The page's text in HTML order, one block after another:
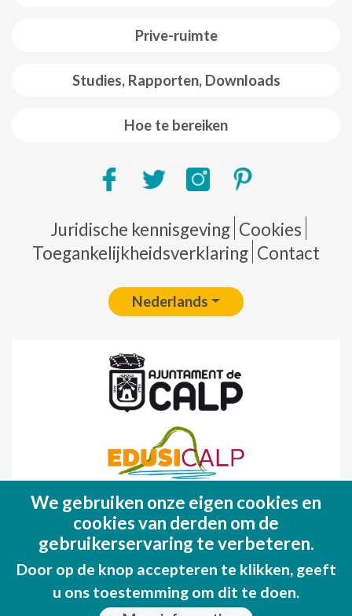
Prive-ruimte
Studies, Rapporten, Downloads
Hoe te bereiken
Pie de página
Juridische kennisgeving Cookies
Toegankelijkheidsverklaring Contact
Nederlands
Fondo Europeo de Desarrollo Regional
(FEDER)
Una manera de hacer EUROPA
We gebruiken onze eigen cookies en
cookies van derden om de
gebruikerservaring te verbeteren.
Door op de knop accepteren te klikken, geeft
u ons toestemming om dit te doen.